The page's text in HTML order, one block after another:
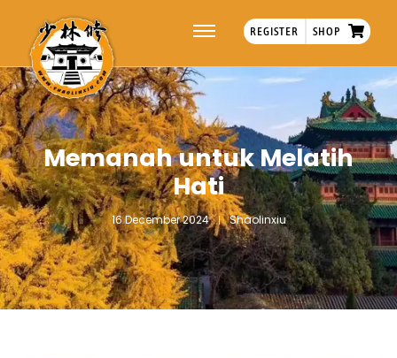
REGISTER SHOP
Memanah untuk Melatih
Hati
16 December 2024 Shaolinxiu